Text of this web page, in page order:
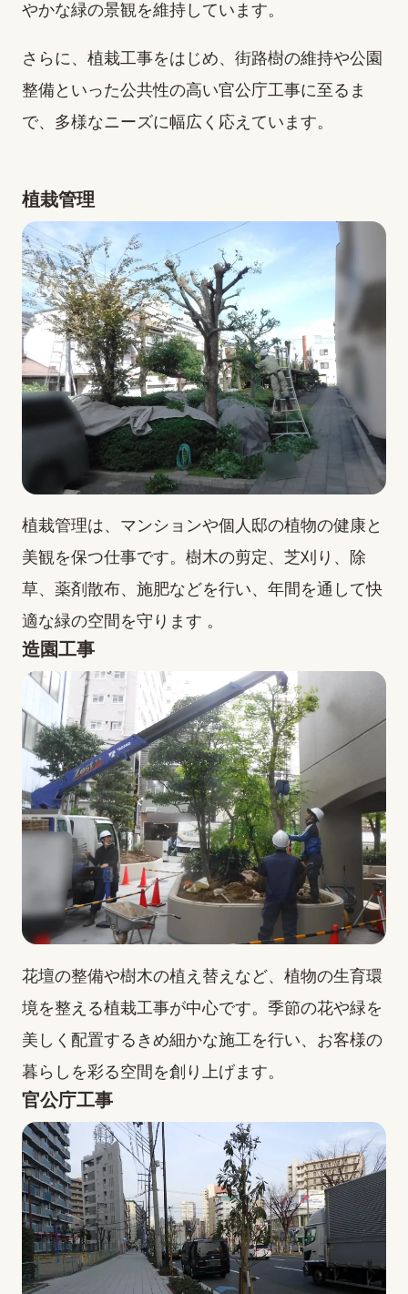
やかな緑の景観を維持しています。
さらに、植栽工事をはじめ、街路樹の維持や公園
整備といった公共性の高い官公庁工事に至るま
で、多様なニーズに幅広く応えています。
植栽管理
植栽管理は、マンションや個人邸の植物の健康と
美観を保つ仕事です。樹木の剪定、芝刈り、除
草、薬剤散布、施肥などを行い、年間を通して快
適な緑の空間を守ります 。
造園工事
花壇の整備や樹木の植え替えなど、植物の生育環
境を整える植栽工事が中心です。季節の花や緑を
美しく配置するきめ細かな施工を行い、お客様の
暮らしを彩る空間を創り上げます。
官公庁工事